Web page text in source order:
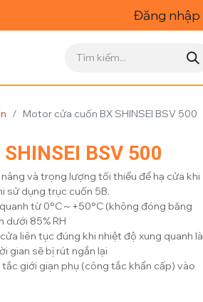
Đăng nhập
Motor cửa cuốn BX SHINSEI BSV 500
BSV 500
và trọng lượng tối thiểu để hạ cửa khi
sử dụng trục cuốn 5B.
từ 0°C～+50°C (không đóng băng
dưới 85% RH
liên tục đúng khi nhiệt độ xung quanh là
gian sẽ bị rút ngắn lại
giới giạn phụ (công tắc khẩn cấp) vào